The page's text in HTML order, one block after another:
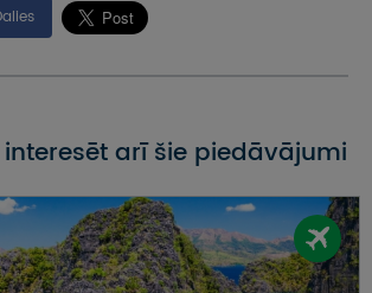
arī šie piedāvājumi